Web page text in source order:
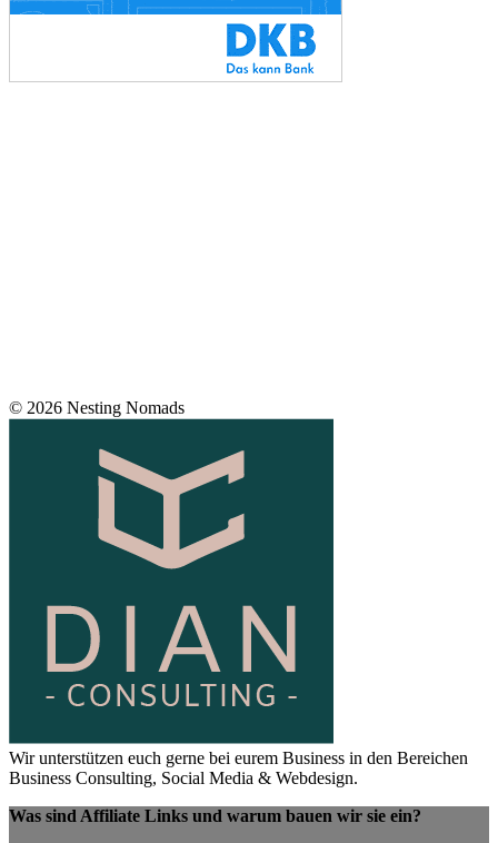
© 2026 Nesting Nomads
Wir unterstützen euch gerne bei eurem Business in den Bereichen
Business Consulting, Social Media & Webdesign.
Was sind Affiliate Links und warum bauen wir sie ein?